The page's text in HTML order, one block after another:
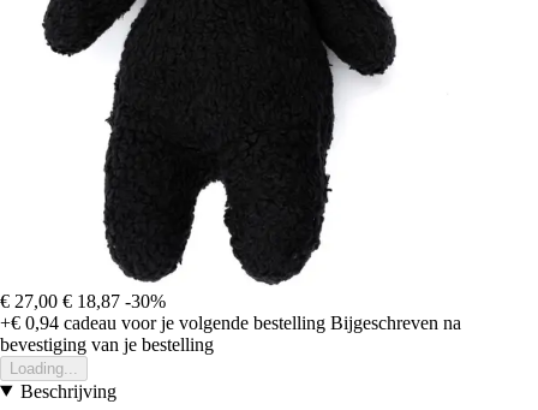
€ 27,00 € 18,87 -30%
+€ 0,94 cadeau voor je volgende bestelling Bijgeschreven na
bevestiging van je bestelling
Loading...
Beschrijving